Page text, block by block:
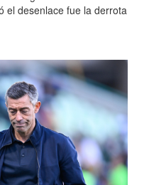
el desenlace fue la derrota